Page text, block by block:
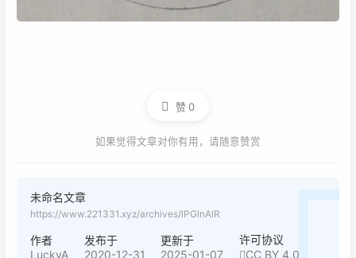
赞0
如果觉得文章对你有用，请随意赞赏
未命名文章
https://www.221331.xyz/archives/lPGlnAlR
作者
LuckyA
发布于
2020-12-31
更新于
2025-01-07
许可协议
CC BY 4.0